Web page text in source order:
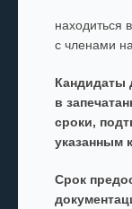
находиться
с членами
Кандидаты
в
сроки,
указанным
Срок